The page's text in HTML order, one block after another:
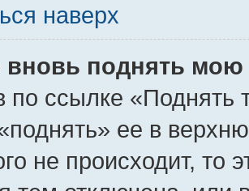
наверх
вновь поднять мою
по ссылке «Поднять
ее в
не происходит, то